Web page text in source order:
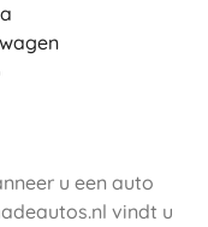
u een auto
vindt u